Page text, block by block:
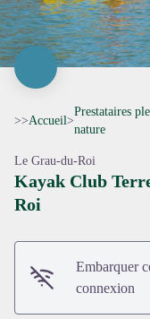
>>Accueil>
Prestataires
nature
Le Grau-du-Roi
Kayak Club
Roi
Embarquer
connexion